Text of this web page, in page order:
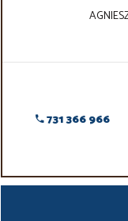
731 366 966